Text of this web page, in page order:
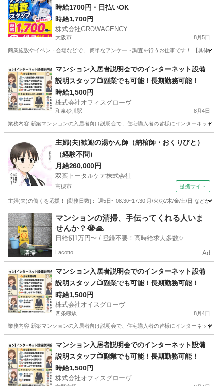
時給1700円・日払いOK
時給1,700円
株式会社GROWAGENCY
大阪市 8月5日
商業施設やイベント会場などで、 簡単なアンケート調査を行うお仕事です！ 【具体
時給
マンション入居者説明会でのインターネット設備
説明スタッフ📺副業でも可能！長期勤務可能！
時給1,500円
株式会社オフィスグローヴ
和泉砂川駅 8月4日
業務内容 新築マンションの入居者向け説明会で、住宅購入者の皆様にインターネッ
和泉砂川駅 接客 スタッフ
主婦(夫)歓迎の湯かん師（納棺師・おくりびと）
（経験不問）
月給260,000円
双葉トータルケア株式会社
高槻市 提携サイト
主婦(夫)の働くを応援！ [勤務日数]： 週5日~ 08:30~17:30 月/火/水/木/金/土/日 など
大阪 高槻市 フロント
マンションの清掃、手伝ってくれる人いま
せんか？😭🙏
日給例1万円〜 / 登録不要！高時給求人多数✨
Lacotto Ad
マンション入居者説明会でのインターネット設備
説明スタッフ📺副業でも可能！長期勤務可能！
時給1,500円
株式会社オイスグローヴ
四条畷駅 8月4日
業務内容 新築マンションの入居者向け説明会で、住宅購入者の皆様にインターネッ
接客 スタッフ
マンション入居者説明会でのインターネット設備
説明スタッフ📺副業でも可能！長期勤務可能！
時給1,500円
株式会社オフィスグローヴ